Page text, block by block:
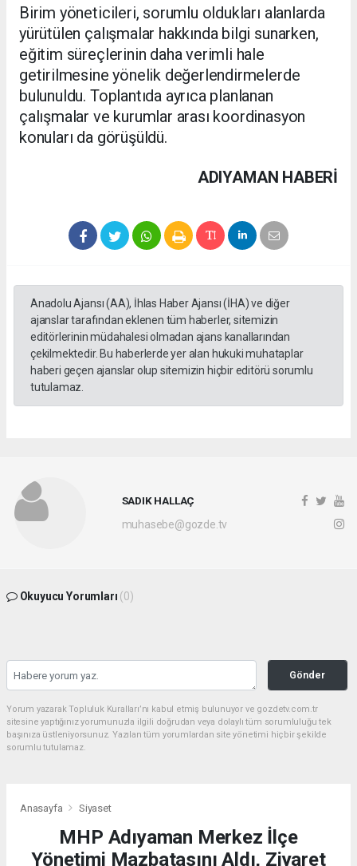
Birim yöneticileri, sorumlu oldukları alanlarda
yürütülen çalışmalar hakkında bilgi sunarken,
eğitim süreçlerinin daha verimli hale
getirilmesine yönelik değerlendirmelerde
bulunuldu. Toplantıda ayrıca planlanan
çalışmalar ve kurumlar arası koordinasyon
konuları da görüşüldü.
ADIYAMAN HABERİ
Anadolu Ajansı (AA), İhlas Haber Ajansı (İHA) ve diğer
ajanslar tarafından eklenen tüm haberler, sitemizin
editörlerinin müdahalesi olmadan ajans kanallarından
çekilmektedir. Bu haberlerde yer alan hukuki muhataplar
haberi geçen ajanslar olup sitemizin hiçbir editörü sorumlu
tutulamaz.
SADIK HALLAÇ
muhasebe@gozde.tv
Okuyucu Yorumları (0)
Gönder
Yorum yazarak Topluluk Kuralları’nı kabul etmiş bulunuyor ve gozdetv.com.tr
sitesine yaptığınız yorumunuzla ilgili doğrudan veya dolaylı tüm sorumluluğu tek
başınıza üstleniyorsunuz. Yazılan tüm yorumlardan site yönetimi hiçbir şekilde
sorumlu tutulamaz.
Anasayfa Siyaset
MHP Adıyaman Merkez İlçe
Yönetimi Mazbatasını Aldı, Ziyaret